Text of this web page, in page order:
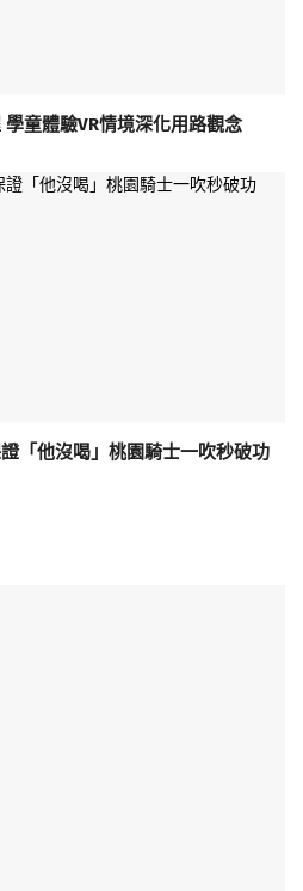
童體驗VR情境深化用路觀念
「他沒喝」桃園騎士一吹秒破功